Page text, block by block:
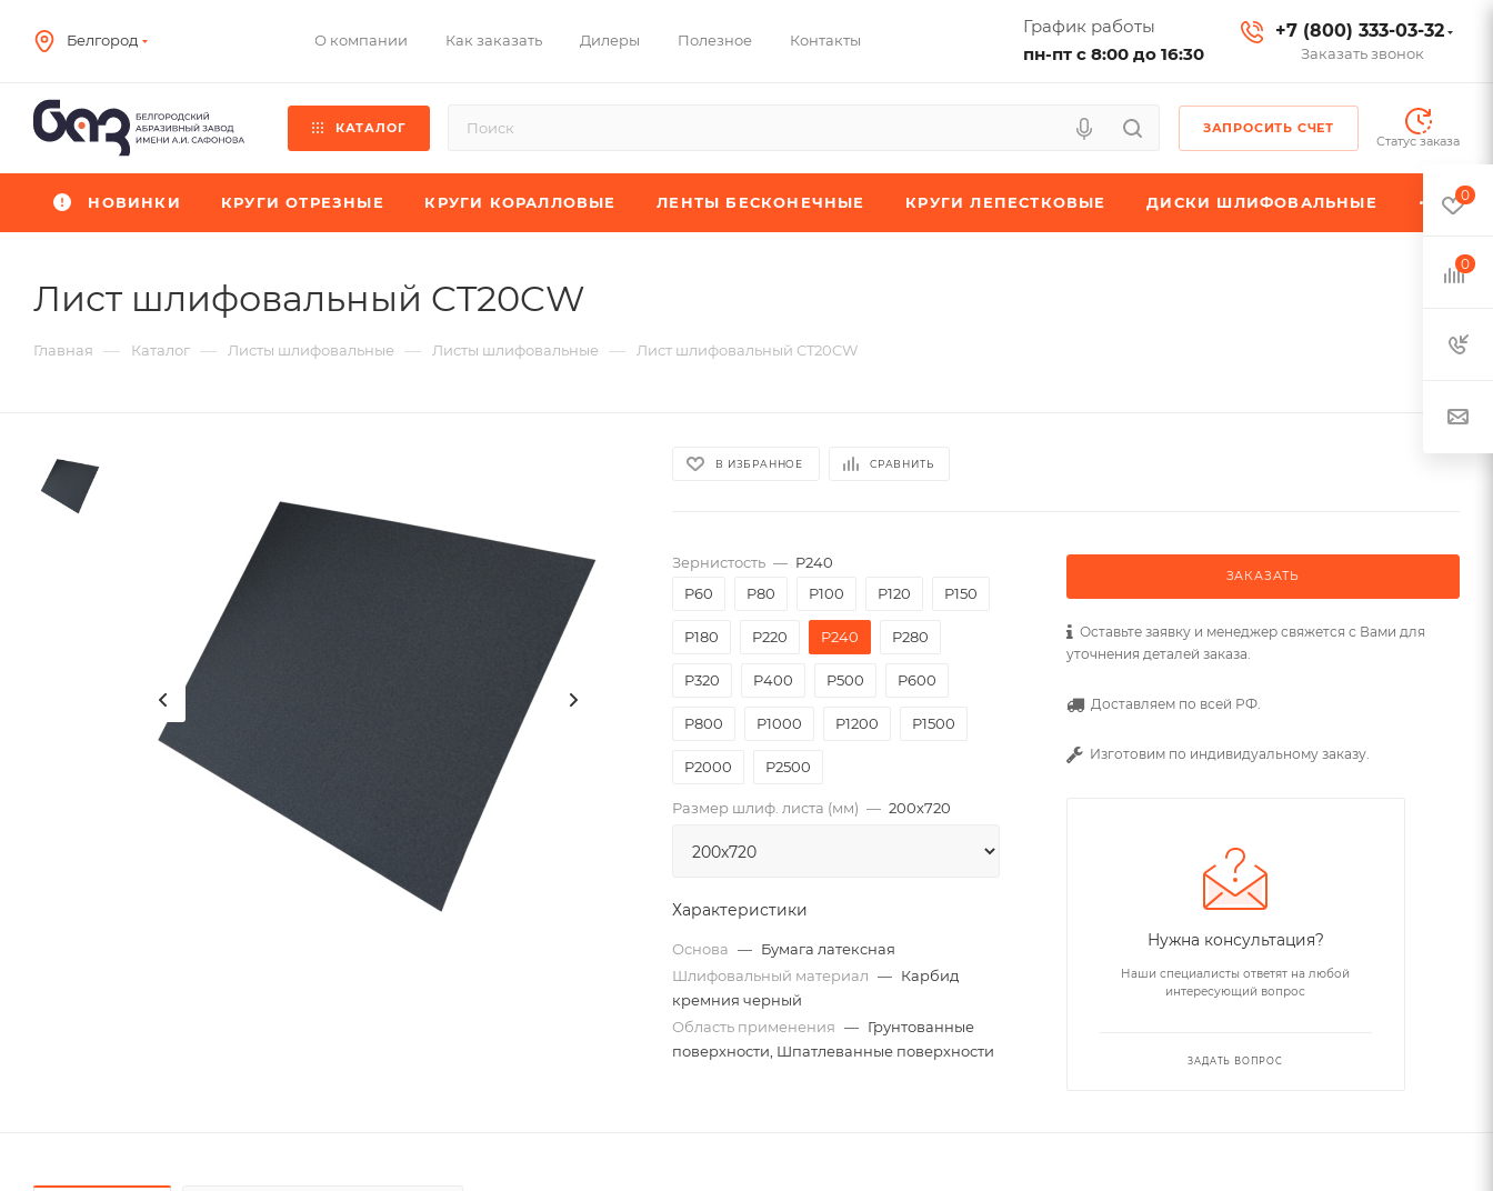
Белгород О компании Как заказать Дилеры Полезное Контакты
График работы
пн-пт с 8:00 до 16:30
+7 (800) 333-03-32
Заказать звонок
КАТАЛОГ
ЗАПРОСИТЬ СЧЕТ
Статус заказа
НОВИНКИ КРУГИ ОТРЕЗНЫЕ КРУГИ КОРАЛЛОВЫЕ ЛЕНТЫ БЕСКОНЕЧНЫЕ КРУГИ ЛЕПЕСТКОВЫЕ ДИСКИ ШЛИФОВАЛЬНЫЕ
Лист шлифовальный CT20CW
Главная — Каталог — Листы шлифовальные — Листы шлифовальные — Лист шлифовальный CT20CW
В ИЗБРАННОЕ СРАВНИТЬ
Зернистость — P240
P60
P80 P100 P120 P150
P180 P220 P240 P280
P320 P400 P500 P600
P800 P1000 P1200 P1500
P2000 Р2500
Размер шлиф. листа (мм) — 200х720
Характеристики
Основа — Бумага латексная
Шлифовальный материал — Карбид
кремния черный
Область применения — Грунтованные
поверхности, Шпатлеванные поверхности
ЗАКАЗАТЬ
Оставьте заявку и менеджер свяжется с Вами для
уточнения деталей заказа.
Доставляем по всей РФ.
Изготовим по индивидуальному заказу.
Нужна консультация?
Наши специалисты ответят на любой
интересующий вопрос
ЗАДАТЬ ВОПРОС
0
0